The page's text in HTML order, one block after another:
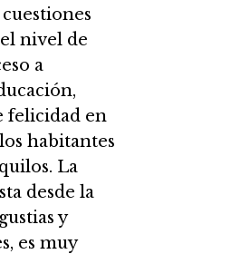
nivel de
a
felicidad en
habitantes
La
desde la
y
es muy